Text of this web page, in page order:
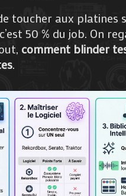
toucher aux platines
50 % du job. On
comment blinder
.